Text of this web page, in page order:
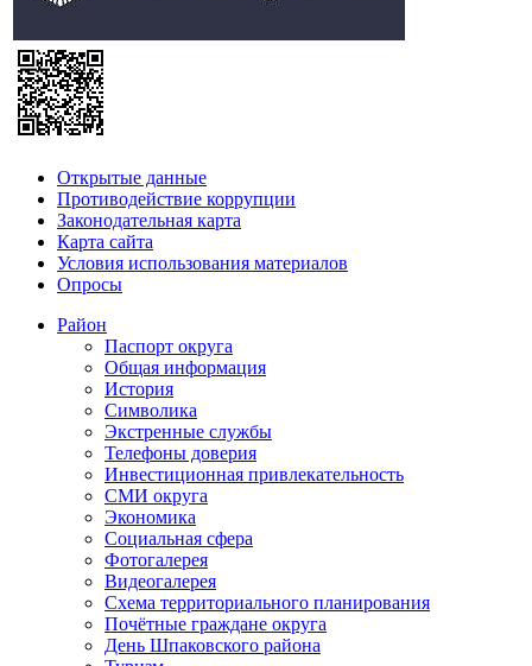
Открытые данные
Противодействие коррупции
Законодательная карта
Карта сайта
Условия использования материалов
Опросы
Район
Паспорт округа
Общая информация
История
Символика
Экстренные службы
Телефоны доверия
Инвестиционная привлекательность
СМИ округа
Экономика
Социальная сфера
Фотогалерея
Видеогалерея
Схема территориального планирования
Почётные граждане округа
День Шпаковского района